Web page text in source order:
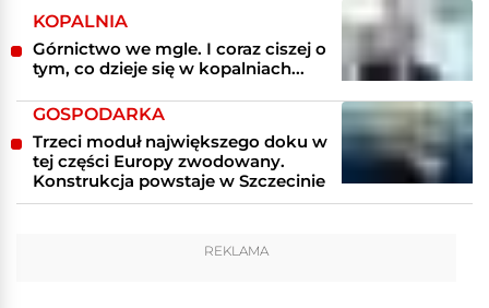
KOPALNIA
Górnictwo we mgle. I coraz ciszej o
tym, co dzieje się w kopalniach...
GOSPODARKA
Trzeci moduł największego doku w
tej części Europy zwodowany.
Konstrukcja powstaje w Szczecinie
REKLAMA